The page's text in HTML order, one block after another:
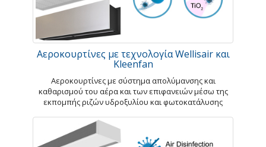
Αεροκουρτίνες με τεχνολογία Wellisair και
Kleenfan
Αεροκουρτίνες με σύστημα απολύμανσης και
καθαρισμού του αέρα και των επιφανειών μέσω της
εκπομπής ριζών υδροξυλίου και φωτοκατάλυσης